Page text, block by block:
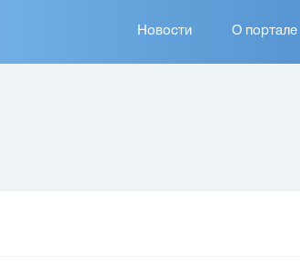
Основная
навигация
Новости О портале